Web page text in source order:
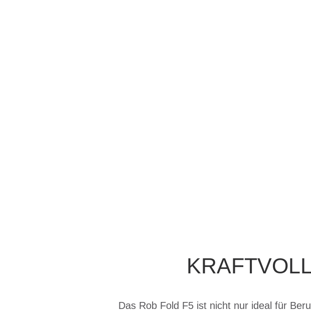
Das Rob Fold F5 ist nicht nur ideal für